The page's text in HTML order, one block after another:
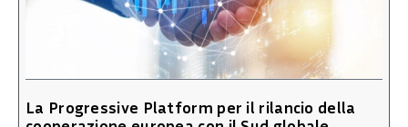
La Progressive Platform per il rilancio della